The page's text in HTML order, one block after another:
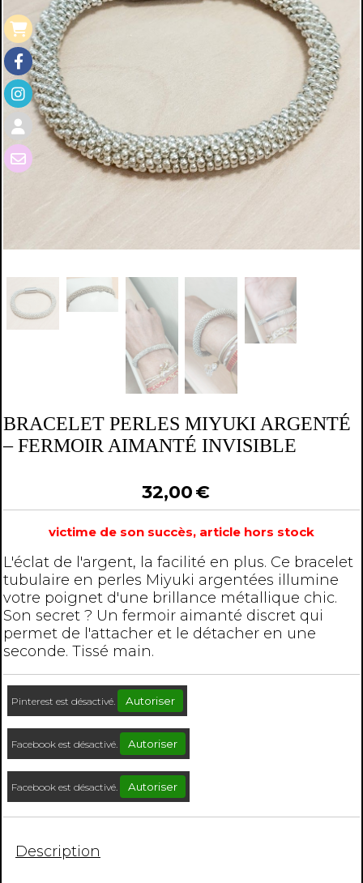
BRACELET PERLES MIYUKI ARGENTÉ
– FERMOIR AIMANTÉ INVISIBLE
32,00€
victime de son succès, article hors stock
L'éclat de l'argent, la facilité en plus. Ce bracelet
tubulaire en perles Miyuki argentées illumine
votre poignet d'une brillance métallique chic.
Son secret ? Un fermoir aimanté discret qui
permet de l'attacher et le détacher en une
seconde. Tissé main.
Pinterest est désactivé. Autoriser
Facebook est désactivé. Autoriser
Facebook est désactivé. Autoriser
Description